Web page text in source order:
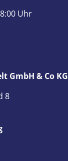
Uhr
GmbH & Co KG
8